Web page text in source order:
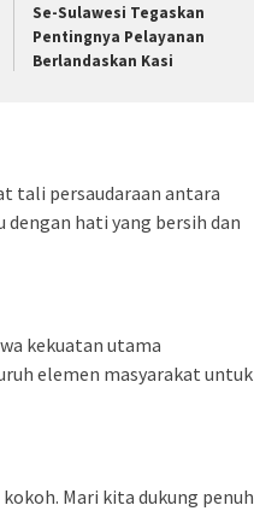
Se-Sulawesi Tegaskan
Pentingnya Pelayanan
Berlandaskan Kasi
tali persaudaraan antara
hati yang bersih dan
kekuatan utama
elemen masyarakat untuk
Mari kita dukung penuh